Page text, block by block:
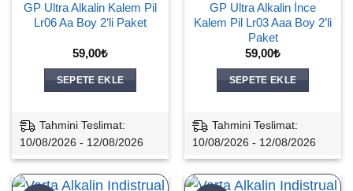
GP Ultra Alkalin Kalem Pil
Lr06 Aa Boy 2’li Paket
59,00₺
SEPETE EKLE
Tahmini Teslimat:
10/08/2026 - 12/08/2026
GP Ultra Alkalin İnce
Kalem Pil Lr03 Aaa Boy 2’li
Paket
59,00₺
SEPETE EKLE
Tahmini Teslimat:
10/08/2026 - 12/08/2026